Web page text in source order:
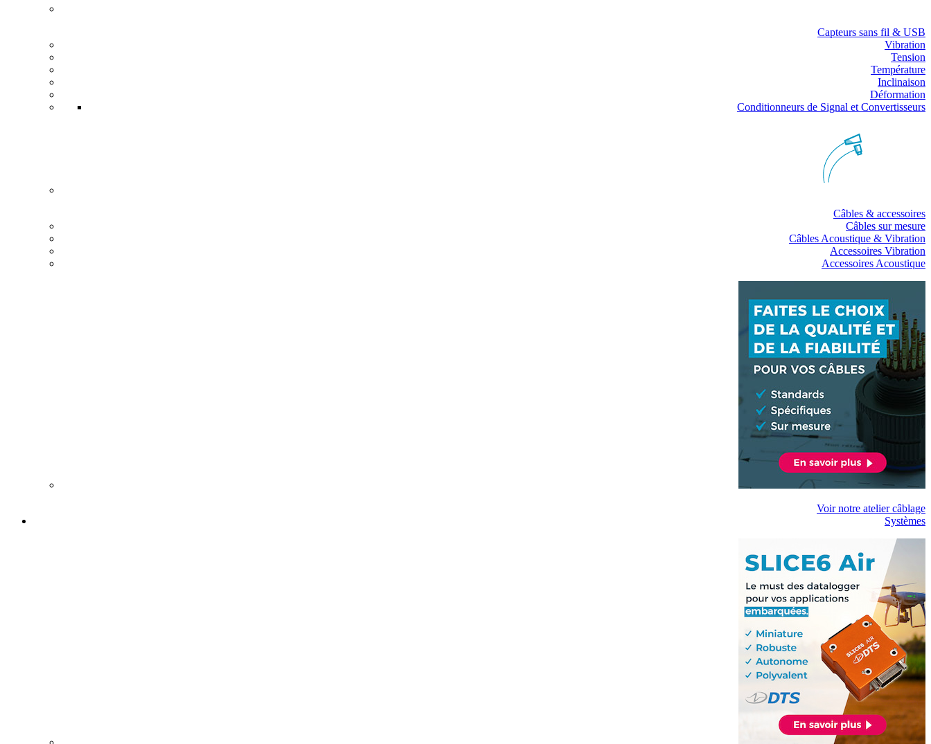
Capteurs sans fil & USB
Vibration
Tension
Température
Inclinaison
Déformation
Conditionneurs de Signal et Convertisseurs
Câbles & accessoires
Câbles sur mesure
Câbles Acoustique & Vibration
Accessoires Vibration
Accessoires Acoustique
Voir notre atelier câblage
Systèmes